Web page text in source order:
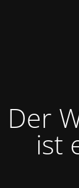
Der
ist